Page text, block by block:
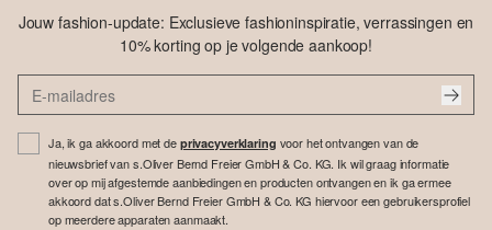
Jouw fashion-update: Exclusieve fashioninspiratie, verrassingen en
10% korting op je volgende aankoop!
Ja, ik ga akkoord met de privacyverklaring voor het ontvangen van de
nieuwsbrief van s.Oliver Bernd Freier GmbH & Co. KG. Ik wil graag informatie
over op mij afgestemde aanbiedingen en producten ontvangen en ik ga ermee
akkoord dat s.Oliver Bernd Freier GmbH & Co. KG hiervoor een gebruikersprofiel
op meerdere apparaten aanmaakt.